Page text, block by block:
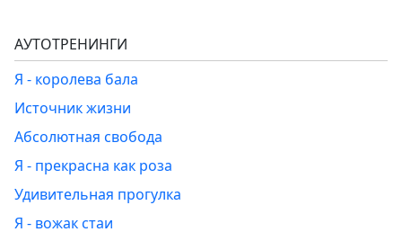
АУТОТРЕНИНГИ
Я - королева бала
Источник жизни
Абсолютная свобода
Я - прекрасна как роза
Удивительная прогулка
Я - вожак стаи